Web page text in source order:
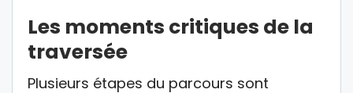
Les moments critiques de la
traversée
Plusieurs étapes du parcours sont